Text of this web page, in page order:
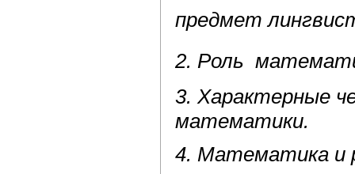
предмет
2. Роль
3. Характерные
математики.
4. Математика и